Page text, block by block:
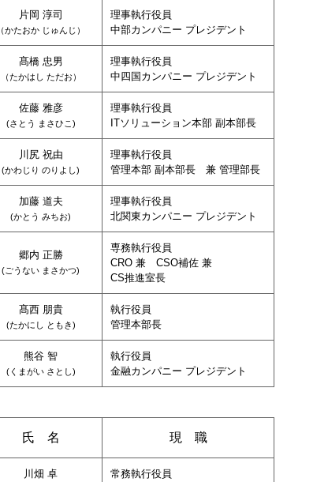
片岡 淳司
（かたおか じゅんじ ）
理事執行役員
中部カンパニー プレジデント
髙橋 忠男
（たかはし ただお）
理事執行役員
中四国カンパニー プレジデント
佐藤 雅彦
(さとう まさひこ)
理事執行役員
ITソリューション本部 副本部長
川尻 祝由
(かわじり のりよし)
理事執行役員
管理本部 副本部長 兼 管理部長
加藤 道夫
(かとう みちお)
理事執行役員
北関東カンパニー プレジデント
郷内 正勝
(ごうない まさかつ)
専務執行役員
CRO 兼 CSO補佐 兼
CS推進室長
髙西 朋貴
(たかにし ともき)
執行役員
管理本部長
熊谷 智
(くまがい さとし)
執行役員
金融カンパニー プレジデント
氏 名 現 職
川畑 卓
常務執行役員